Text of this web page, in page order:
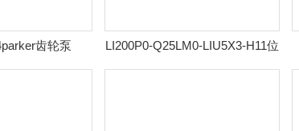
齿轮泵
LI200P0-Q25LM0-LIU5X3-H11位
移传感器LI200P0-Q25LM0-